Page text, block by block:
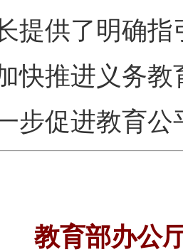
提供了明确
快推进义务
步促进教育
教育部办公